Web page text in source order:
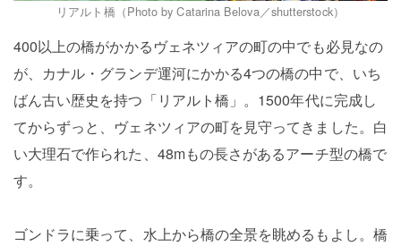
リアルト橋（Photo by Catarina Belova／shutterstock）
400以上の橋がかかるヴェネツィアの町の中でも必見なの
が、カナル・グランデ運河にかかる4つの橋の中で、いち
ばん古い歴史を持つ「リアルト橋」。1500年代に完成し
てからずっと、ヴェネツィアの町を見守ってきました。白
い大理石で作られた、48mもの長さがあるアーチ型の橋で
す。
ゴンドラに乗って、水上から橋の全景を眺めるもよし。橋